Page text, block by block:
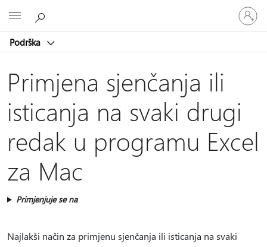
Podrška
Prijavite
se
u
račun
Primjena sjenčanja ili
isticanja na svaki drugi
redak u programu Excel
za Mac
Primjenjuje se na
Najlakši način za primjenu sjenčanja ili isticanja na svaki